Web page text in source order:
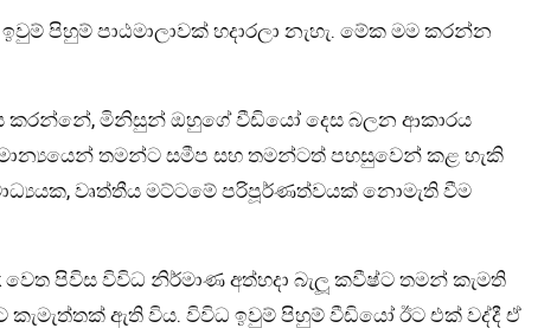
පිහුම් පාඨමාලාවක් හදාරලා නැහැ. මේක මම කරන්න
කරන්නේ, මිනිසුන් ඔහුගේ වීඩියෝ දෙස බලන ආකාරය
තමන්ට සමීප සහ තමන්ටත් පහසුවෙන් කළ හැකි
වෘත්තීය මට්ටමේ පරිපූර්ණත්වයක් නොමැති වීම
වෙත පිවිස විවිධ නිර්මාණ අත්හදා බැලූ කවීෂ්ට තමන් කැමති
කැමැත්තක් ඇති විය. විවිධ ඉවුම් පිහුම් වීඩියෝ ඊට එක් වද්දී ඒ